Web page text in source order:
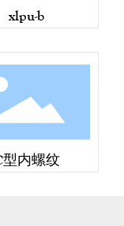
xlpu-b
型内螺纹